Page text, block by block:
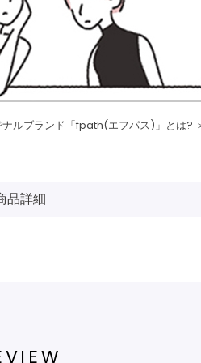
ルブランド「fpath(エフパス)」とは?
品詳細